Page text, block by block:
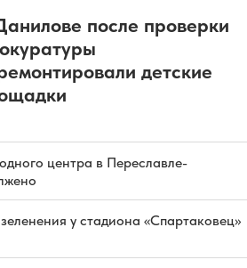
после проверки
детские
центра в Переславле-
у стадиона «Спартаковец»